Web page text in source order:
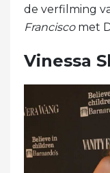
de verfilming
Francisco met
Vinessa